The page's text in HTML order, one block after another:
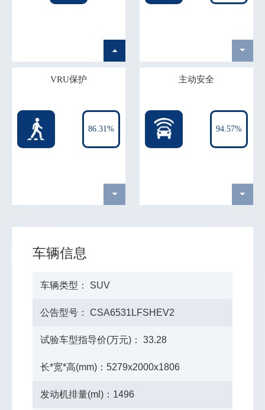
VRU保护
86.31%
主动安全
94.57%
车辆信息
车辆类型： SUV
公告型号： CSA6531LFSHEV2
试验车型指导价(万元)： 33.28
长*宽*高(mm)：5279x2000x1806
发动机排量(ml)：1496